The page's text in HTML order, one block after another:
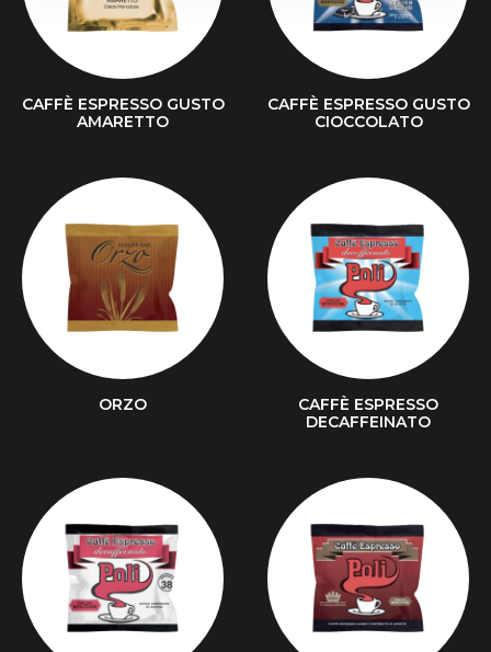
CAFFÈ ESPRESSO GUSTO
AMARETTO
CAFFÈ ESPRESSO GUSTO
CIOCCOLATO
ORZO
CAFFÈ ESPRESSO
DECAFFEINATO